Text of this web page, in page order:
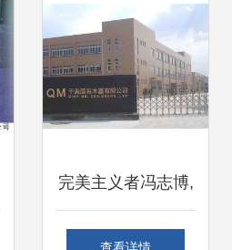
完美主义者冯志博,
缔造“木器固装”行